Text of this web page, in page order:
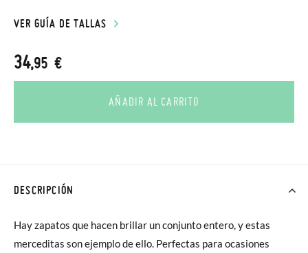
VER GUÍA DE TALLAS
34,95 €
AÑADIR AL CARRITO
DESCRIPCIÓN
Hay zapatos que hacen brillar un conjunto entero, y estas
merceditas son ejemplo de ello. Perfectas para ocasiones